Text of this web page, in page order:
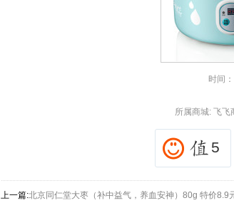
时间
所属商城: 飞飞
5
上一篇:北京同仁堂大枣（补中益气，养血安神）80g 特价8.9